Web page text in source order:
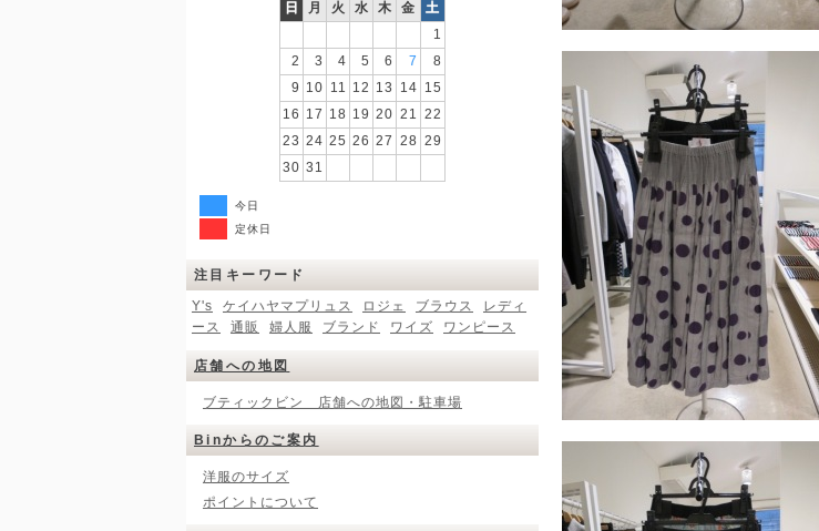
日 月 火 水 木 金
土
1
2
3 4 5 6 7
8
9 10 11 12 13 14 15
16 17 18 19 20 21 22
23 24 25 26 27 28 29
30 31
今日
定休日
注目キーワード
Y's
ケイハヤマプリュス ロジェ ブラウス
レディ
ース
通販 婦人服 ブランド ワイズ ワンピース
店舗への地図
ブティックビン 店舗への地図・駐車場
Binからのご案内
洋服のサイズ
ポイントについて